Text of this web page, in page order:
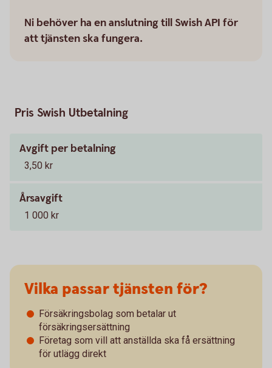
Ni behöver ha en anslutning till Swish API för
att tjänsten ska fungera.
Pris Swish Utbetalning
Avgift per betalning
3,50 kr
Årsavgift
1 000 kr
Vilka passar tjänsten för?
Försäkringsbolag som betalar ut
försäkringsersättning
Företag som vill att anställda ska få ersättning
för utlägg direkt